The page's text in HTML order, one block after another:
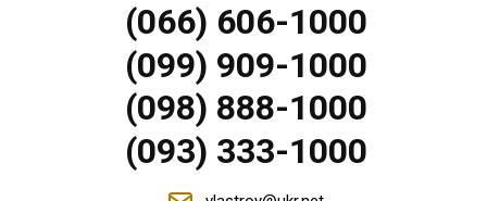
(066) 606-1000
(099) 909-1000
(098) 888-1000
(093) 333-1000